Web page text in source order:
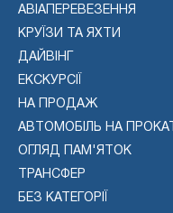
АВІАПЕРЕВЕЗЕННЯ
КРУЇЗИ ТА ЯХТИ
ДАЙВІНГ
ЕКСКУРСІЇ
НА ПРОДАЖ
АВТОМОБІЛЬ НА ПРОКАТ
ОГЛЯД ПАМ'ЯТОК
ТРАНСФЕР
БЕЗ КАТЕГОРІЇ